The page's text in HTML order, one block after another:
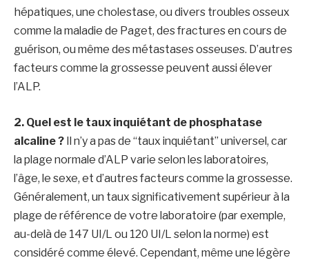
hépatiques, une cholestase, ou divers troubles osseux
comme la maladie de Paget, des fractures en cours de
guérison, ou même des métastases osseuses. D’autres
facteurs comme la grossesse peuvent aussi élever
l’ALP.
2. Quel est le taux inquiétant de phosphatase
alcaline ? Il n’y a pas de “taux inquiétant” universel, car
la plage normale d’ALP varie selon les laboratoires,
l’âge, le sexe, et d’autres facteurs comme la grossesse.
Généralement, un taux significativement supérieur à la
plage de référence de votre laboratoire (par exemple,
au-delà de 147 UI/L ou 120 UI/L selon la norme) est
considéré comme élevé. Cependant, même une légère